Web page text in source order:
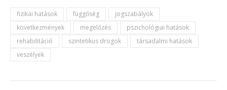
fizikai hatások függőség
jogszabályok
következmények
megelőzés
pszichológiai hatások
rehabilitáció
szintetikus drogok
társadalmi hatások
veszélyek